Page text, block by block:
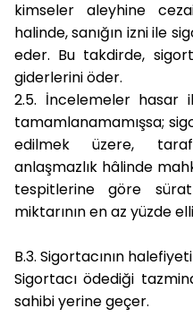
kimseler aleyhine
halinde, sanığın izni ile
eder. Bu takdirde,
giderlerini öder.
2.5. İncelemeler hasar
tamamlanamamışsa;
edilmek üzere,
anlaşmazlık hâlinde
tespitlerine göre
miktarının en az yüzde
B.3. Sigortacının halefiyeti
Sigortacı ödediği
sahibi yerine geçer.